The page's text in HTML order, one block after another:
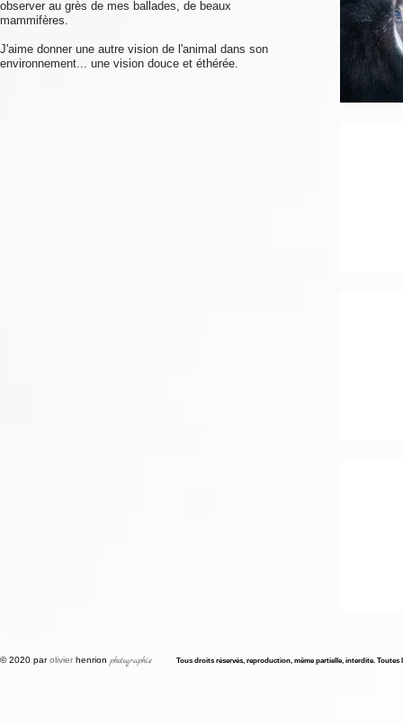
observer au grès de mes ballades, de beaux
mammifères.
J'aime donner une autre vision de l'animal dans son
environnement... une vision douce et éthérée.
© 2020 parolivier henrion photographie Tous droits réservés, reproduction, même partielle, interdite.